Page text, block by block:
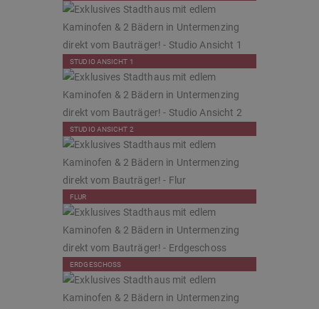
STUDIO ANSICHT 1
STUDIO ANSICHT 2
FLUR
ERDGESCHOSS